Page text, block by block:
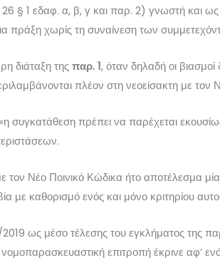
26 § 1 εδαφ. α, β, γ και παρ. 2) γνωστή
πράξη χωρίς τη συναίνεση των
διάταξη τηςπαρ. 1, όταν δηλαδή οι
πλέον στη νεοείσακτη με
πρέπει να παρέχεται
Νέο Ποινικό Κώδικα ήτο αποτέλεσμα
με καθορισμό ενός και μόνο κριτηρίου
ως μέσο τέλεσης του εγκλήματος της παρ.
επιτροπή έκρινε αφ’